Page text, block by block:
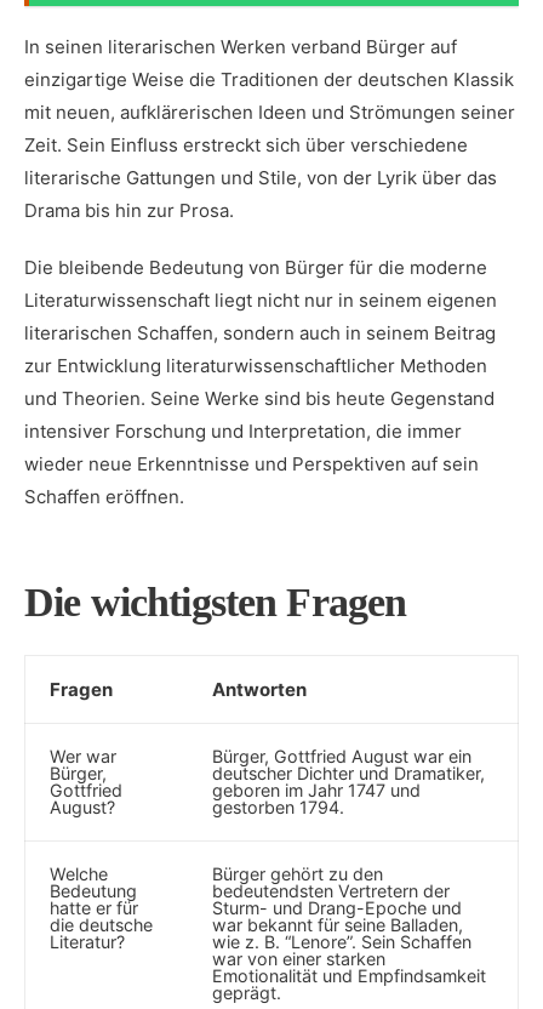
In seinen ⁣literarischen Werken verband Bürger auf⁢
einzigartige Weise ​die Traditionen der deutschen Klassik⁣
mit neuen, aufklärerischen Ideen und Strömungen seiner
Zeit. Sein Einfluss ⁢erstreckt sich über verschiedene
literarische Gattungen und Stile, von ⁣der Lyrik über das
Drama bis ⁤hin⁤ zur Prosa.
Die bleibende Bedeutung von Bürger für die moderne
Literaturwissenschaft liegt ⁤nicht ‌nur in seinem eigenen
literarischen Schaffen, sondern auch in seinem Beitrag
zur Entwicklung literaturwissenschaftlicher Methoden
und Theorien. Seine Werke sind bis heute Gegenstand
intensiver Forschung und Interpretation, die immer
wieder neue Erkenntnisse und Perspektiven auf sein
Schaffen eröffnen.
Die wichtigsten Fragen
Fragen Antworten
Wer war
Bürger,
Gottfried
August?
Bürger, Gottfried August war ein
deutscher Dichter und Dramatiker,
geboren im⁤ Jahr 1747 und
gestorben 1794.
Welche
Bedeutung ​
hatte er für
die deutsche
Literatur?
Bürger ​gehört zu den
bedeutendsten Vertretern der⁤
Sturm- und Drang-Epoche und
war bekannt für seine Balladen,
wie z. B. “Lenore”. Sein Schaffen
war von einer starken
Emotionalität ⁣und Empfindsamkeit
geprägt.